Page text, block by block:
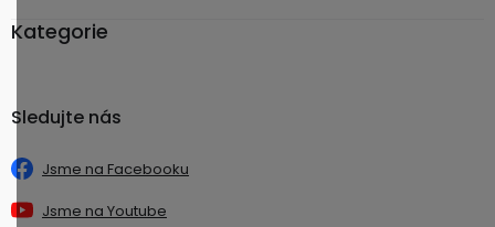
Kategorie
Sledujte nás
Jsme na Facebooku
Jsme na Youtube